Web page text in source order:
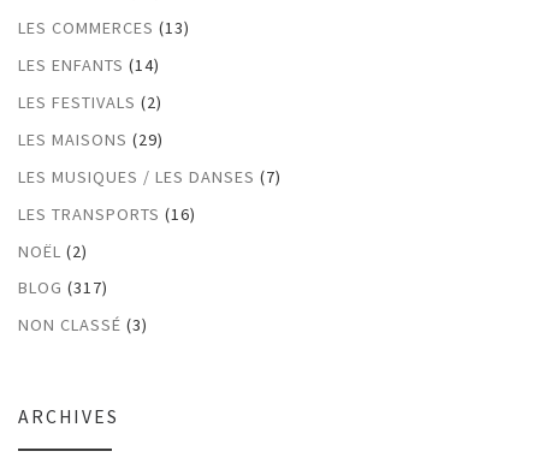
LES COMMERCES (13)
LES ENFANTS (14)
LES FESTIVALS (2)
LES MAISONS (29)
LES MUSIQUES / LES DANSES (7)
LES TRANSPORTS (16)
NOËL (2)
BLOG (317)
NON CLASSÉ (3)
ARCHIVES